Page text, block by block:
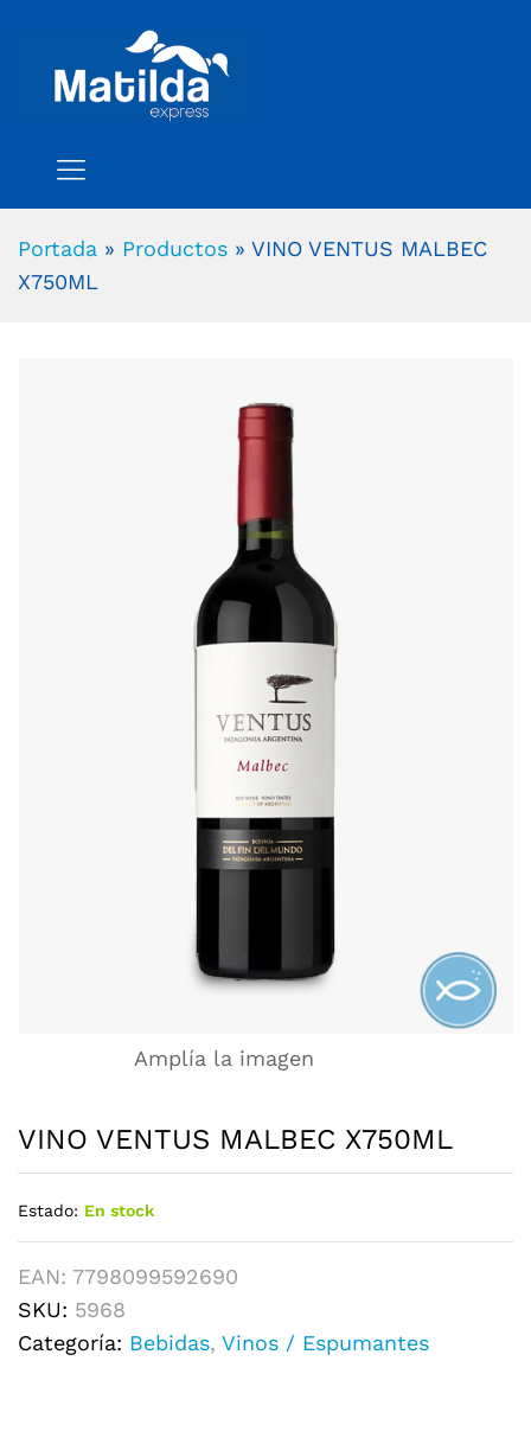
Portada » Productos » VINO VENTUS MALBEC
X750ML
Amplía la imagen
VINO VENTUS MALBEC X750ML
Estado: En stock
EAN: 7798099592690
SKU: 5968
Categoría: Bebidas, Vinos / Espumantes